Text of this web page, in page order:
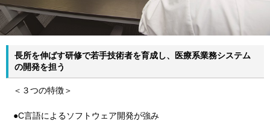
長所を伸ばす研修で若手技術者を育成し、医療系業務システム
の開発を担う
＜３つの特徴＞
●C言語によるソフトウェア開発が強み